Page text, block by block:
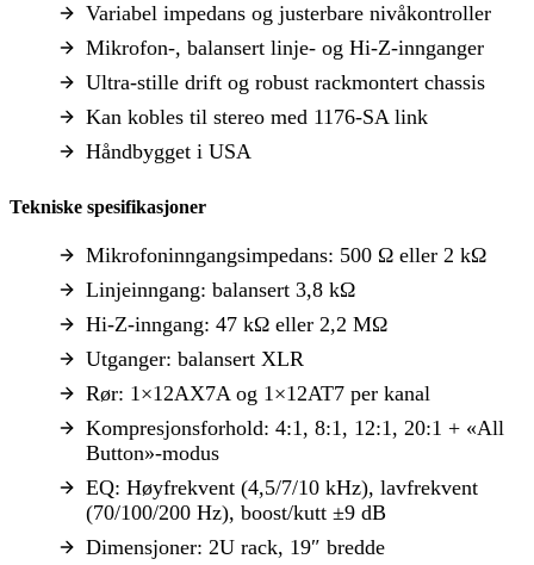
Variabel impedans og justerbare nivåkontroller
Mikrofon-, balansert linje- og Hi-Z-innganger
Ultra-stille drift og robust rackmontert chassis
Kan kobles til stereo med 1176-SA link
Håndbygget i USA
Tekniske spesifikasjoner
Mikrofoninngangsimpedans: 500 Ω eller 2 kΩ
Linjeinngang: balansert 3,8 kΩ
Hi-Z-inngang: 47 kΩ eller 2,2 MΩ
Utganger: balansert XLR
Rør: 1×12AX7A og 1×12AT7 per kanal
Kompresjonsforhold: 4:1, 8:1, 12:1, 20:1 + «All
Button»-modus
EQ: Høyfrekvent (4,5/7/10 kHz), lavfrekvent
(70/100/200 Hz), boost/kutt ±9 dB
Dimensjoner: 2U rack, 19″ bredde